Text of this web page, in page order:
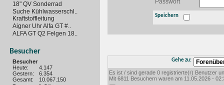
18" QV Sonderrad
Suche Kühlwasserschl..
Kraftstoffleitung
Aigner Uhr Alfa GT #..
ALFA GT Q2 Felgen 18..
Besucher
Besucher
Heute:
4.147
Gestern:
6.354
Gesamt:
10.067.150
Passwort
Speichern
Gehe zu:
Es ist / sind gerade 0 registrierte(r) Benutzer
Mit 6811 Besuchern waren am 11.05.2026 -